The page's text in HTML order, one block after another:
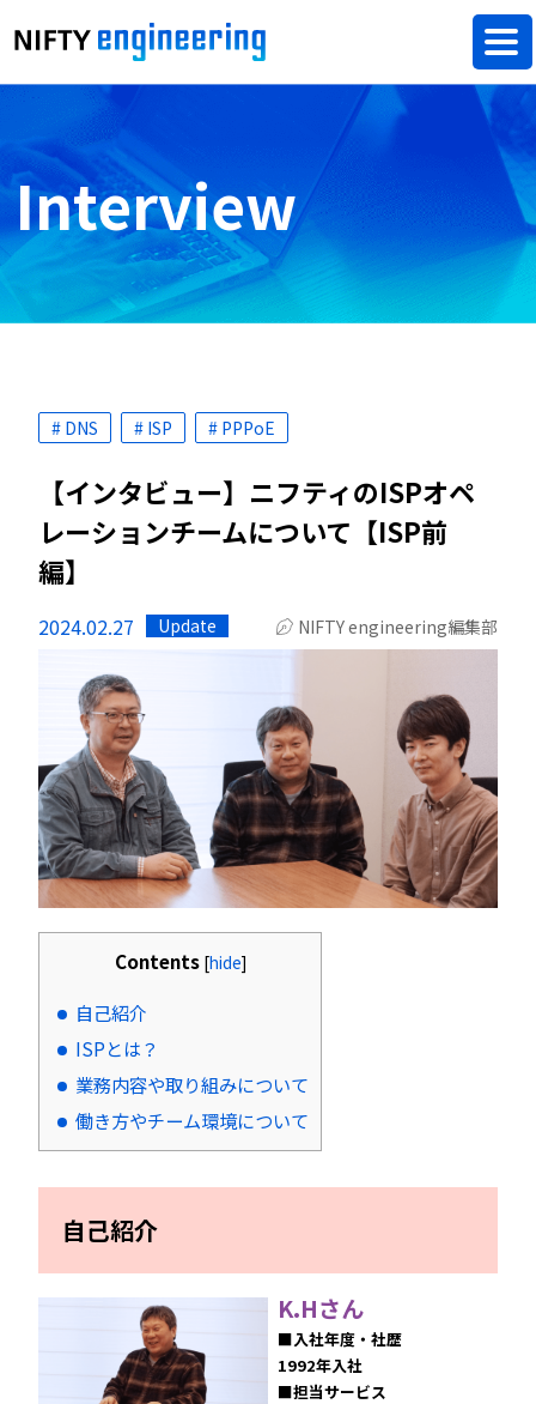
Interview
# DNS # ISP # PPPoE
【インタビュー】ニフティのISPオペ
レーションチームについて【ISP前
編】
2024.02.27 Update NIFTY engineering編集部
Contents [hide]
自己紹介
ISPとは？
業務内容や取り組みについて
働き方やチーム環境について
自己紹介
K.Hさん
■入社年度・社歴
1992年入社
■担当サービス